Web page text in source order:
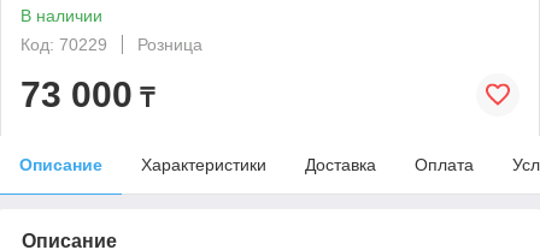
В наличии
Код: 70229
Розница
73 000 ₸
Описание Характеристики Доставка Оплата
Описание